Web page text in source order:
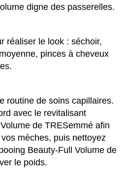
digne des passerelles.
réaliser le look : séchoir,
pinces à cheveux
routine de soins capillaires.
avec le revitalisant
de TRESemmé afin
mèches, puis nettoyez
Beauty-Full Volume de
le poids.